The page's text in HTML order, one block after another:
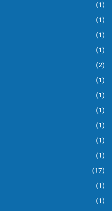
(1)
(1)
(1)
(1)
(2)
(1)
(1)
(1)
(1)
(1)
(1)
(17)
(1)
(1)